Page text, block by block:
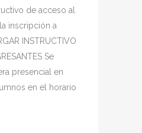
de acceso al
inscripción a
INSTRUCTIVO
Se
presencial en
en el horario